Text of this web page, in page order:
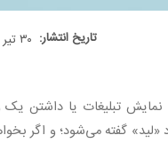
تاریخ انتشار: ۳۰ تیر ۱۴۰۴
نمایش تبلیغات یا
«لید» گفته می‌شود؛ و اگر